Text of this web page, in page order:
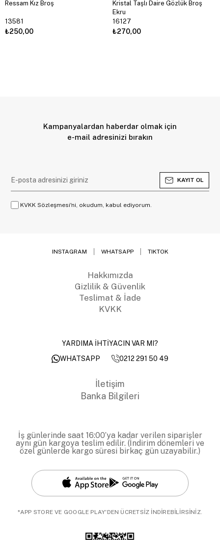
Ressam Kız Broş
13581
₺250,00
Kristal Taşlı Daire Gözlük Broş
Ekru
16127
₺270,00
Kampanyalardan haberdar olmak için
e-mail adresinizi bırakın
KAYIT OL
KVKK Sözleşmesi'ni, okudum, kabul ediyorum.
INSTAGRAM WHATSAPP TIKTOK
Hakkımızda
Gizlilik & Güvenlik
Teslimat & İade
KVKK
YARDIMA İHTİYACIN VAR MI?
WHATSAPP
0212 291 50 49
İletişim
Banka Bilgileri
İş günlerinde saat 16:00’ya kadar verilen siparişler
aynı gün kargoya teslim edilir. (İndirim dönemleri ve
özel günlerde kargo süresi birkaç gün uzayabilir.)
*APP STORE VE GOOGLE PLAY'DEN ÜCRETSİZ İNDİREBİLİRSİNİZ.